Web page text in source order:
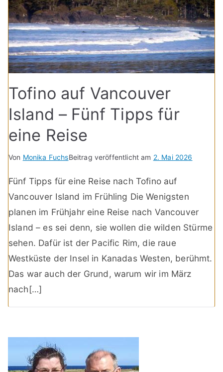
Tofino auf Vancouver
Island – Fünf Tipps für
eine Reise
Von Monika FuchsBeitrag veröffentlicht am 2. Mai 2026
Fünf Tipps für eine Reise nach Tofino auf
Vancouver Island im Frühling Die Wenigsten
planen im Frühjahr eine Reise nach Vancouver
Island – es sei denn, sie wollen die wilden Stürme
sehen. Dafür ist der Pacific Rim, die raue
Westküste der Insel in Kanadas Westen, berühmt.
Das war auch der Grund, warum wir im März
nach[…]